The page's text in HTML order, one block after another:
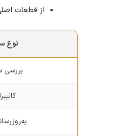
از قطعات
نوع
بررسی